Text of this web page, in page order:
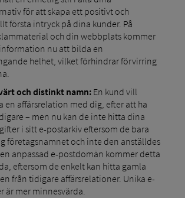
för att skapa ett positivt och
första intryck på dina kunder. På
och din webbplats kommer
nu att bilda en
helhet, vilket förhindrar förvirring
och distinkt namn:En kund vill
en affärsrelation med dig, efter att ha
– men nu kan de inte hitta dina
i sitt e-postarkiv eftersom de bara
företagsnamnet och inte den anställdes
anpassad e-postdomän kommer detta
eftersom de enkelt kan hitta gamla
från tidigare affärsrelationer. Unika e-
är mer minnesvärda.